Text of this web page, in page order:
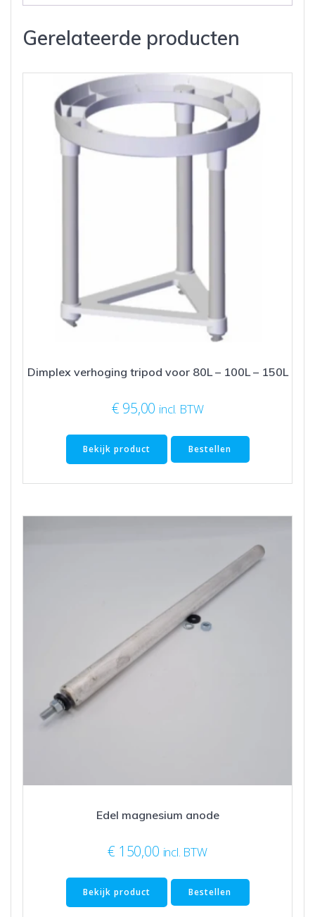
Gerelateerde producten
Dimplex verhoging tripod voor 80L – 100L – 150L
€ 95,00 incl. BTW
Bekijk product Bestellen
Edel magnesium anode
€ 150,00 incl. BTW
Bekijk product Bestellen